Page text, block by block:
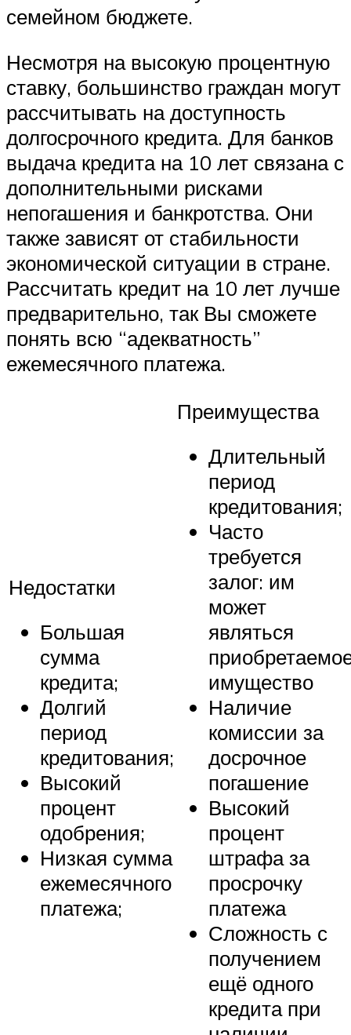
семейном бюджете.
Несмотря на высокую процентную
ставку, большинство граждан могут
рассчитывать на доступность
долгосрочного кредита. Для банков
выдача кредита на 10 лет связана с
дополнительными рисками
непогашения и банкротства. Они
также зависят от стабильности
экономической ситуации в стране.
Рассчитать кредит на 10 лет лучше
предварительно, так Вы сможете
понять всю “адекватность”
ежемесячного платежа.
Недостатки
Большая
сумма
кредита;
Долгий
период
кредитования;
Высокий
процент
одобрения;
Низкая сумма
ежемесячного
платежа;
Преимущества
Длительный
период
кредитования;
Часто
требуется
залог: им
может
являться
имущество
Наличие
комиссии за
досрочное
погашение
Высокий
процент
штрафа за
просрочку
платежа
Сложность с
получением
ещё одного
кредита при